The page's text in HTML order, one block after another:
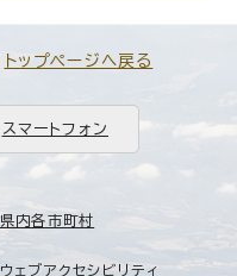
トップページへ戻る
スマートフォン
県内各市町村
ウェブアクセシビリティ